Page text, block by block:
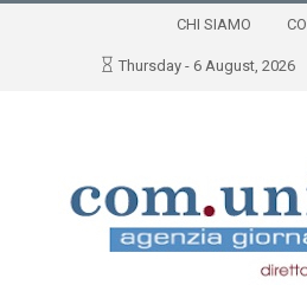
CHI SIAMO
Thursday - 6 August, 2026